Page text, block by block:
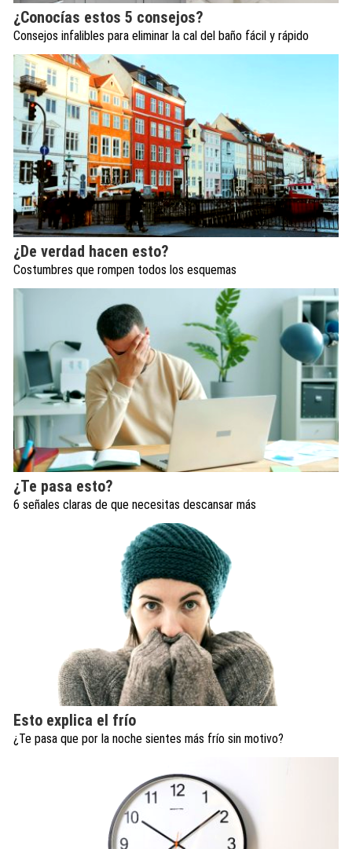
¿Conocías estos 5 consejos?
Consejos infalibles para eliminar la cal del baño fácil y rápido
¿De verdad hacen esto?
Costumbres que rompen todos los esquemas
¿Te pasa esto?
6 señales claras de que necesitas descansar más
Esto explica el frío
¿Te pasa que por la noche sientes más frío sin motivo?